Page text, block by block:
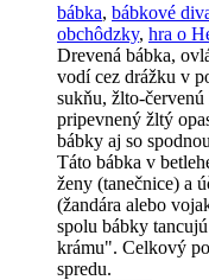
bábka, bábkové
obchôdzky, hra o
Drevená bábka,
vodí cez drážku v
sukňu, žlto-
pripevnený žltý
bábky aj so
Táto bábka v
ženy (tanečnice) a
(žandára alebo
spolu bábky
krámu". Celkový
spredu.